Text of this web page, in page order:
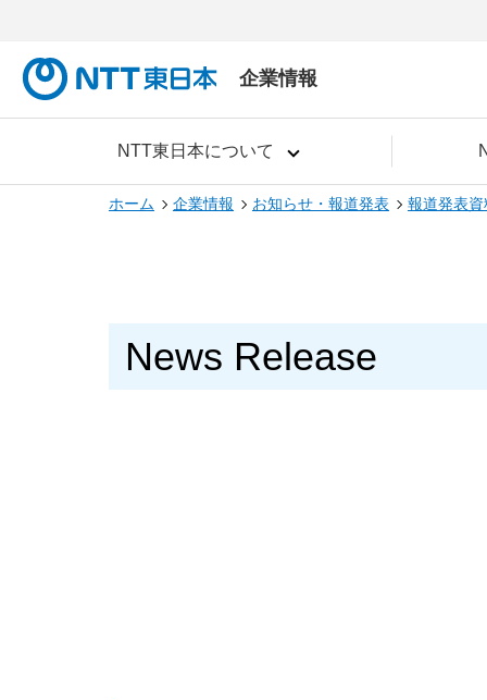
企業情報
NTT東日本について
ホーム 企業情報 お知らせ・報道発表 報道発表資
News Release